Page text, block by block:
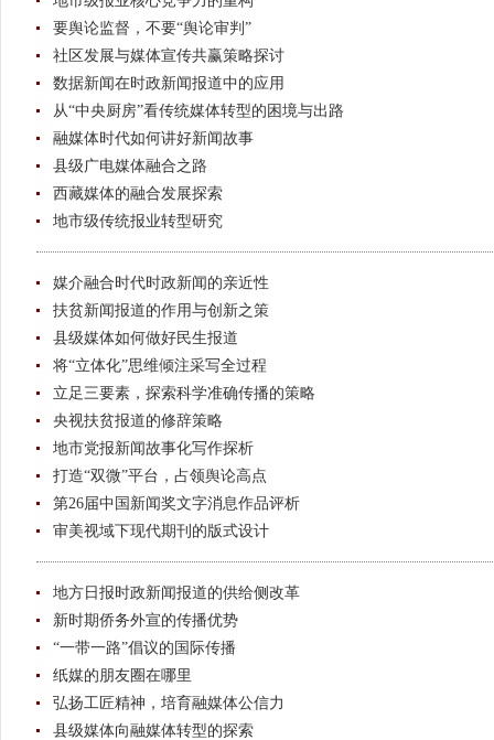
要舆论监督，不要“舆论审判”
社区发展与媒体宣传共赢策略探讨
数据新闻在时政新闻报道中的应用
从“中央厨房”看传统媒体转型的困境与出路
融媒体时代如何讲好新闻故事
县级广电媒体融合之路
西藏媒体的融合发展探索
地市级传统报业转型研究
媒介融合时代时政新闻的亲近性
扶贫新闻报道的作用与创新之策
县级媒体如何做好民生报道
将“立体化”思维倾注采写全过程
立足三要素，探索科学准确传播的策略
央视扶贫报道的修辞策略
地市党报新闻故事化写作探析
打造“双微”平台，占领舆论高点
第26届中国新闻奖文字消息作品评析
审美视域下现代期刊的版式设计
地方日报时政新闻报道的供给侧改革
新时期侨务外宣的传播优势
“一带一路”倡议的国际传播
纸媒的朋友圈在哪里
弘扬工匠精神，培育融媒体公信力
县级媒体向融媒体转型的探索